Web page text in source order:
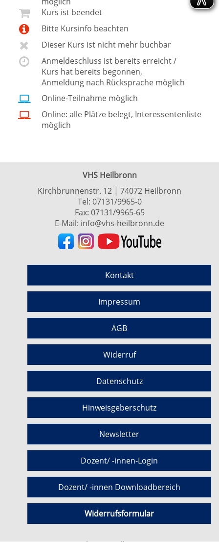
Kurs ist beendet
Bitte Kursinfo beachten
Dieser Kurs ist nicht mehr buchbar
Anmeldeschluss ist bereits erreicht /
Kurs hat bereits begonnen,
Anmeldung nach Rücksprache möglich
Online-Teilnahme möglich
Online: alle Plätze belegt, Interessentenliste
möglich
VHS Heilbronn
Kirchbrunnenstr. 12 | 74072 Heilbronn
Tel: 07131/9965-0
Fax: 07131/9965-65
E-Mail: info@vhs-heilbronn.de
Kontakt
Impressum
AGB
Widerruf
Datenschutz
Hinweisgeberschutz
Newsletter
Dozent/ -innen-Login
Dozent/ -innen Downloadbereich
Widerrufsformular